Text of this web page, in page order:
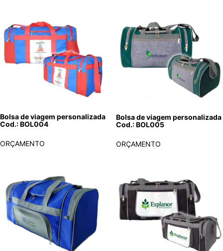
Bolsa de viagem personalizada
Cod.: BOL004
ORÇAMENTO
Bolsa de viagem personalizada
Cod.: BOL005
ORÇAMENTO